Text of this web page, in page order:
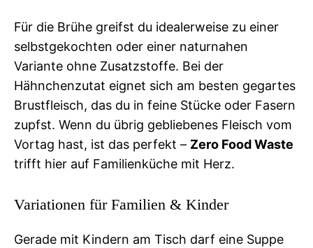
Für die Brühe greifst du idealerweise zu einer
selbstgekochten oder einer naturnahen
Variante ohne Zusatzstoffe. Bei der
Hähnchenzutat eignet sich am besten gegartes
Brustfleisch, das du in feine Stücke oder Fasern
zupfst. Wenn du übrig gebliebenes Fleisch vom
Vortag hast, ist das perfekt – Zero Food Waste
trifft hier auf Familienküche mit Herz.
Variationen für Familien & Kinder
Gerade mit Kindern am Tisch darf eine Suppe